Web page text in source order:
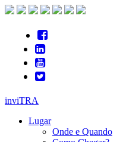
inviTRA
Lugar
Onde e Quando